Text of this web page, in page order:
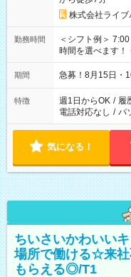
株式会社ライブ
勤務時間
＜シフト例＞ 7:00～23:00
時間を選べます
期間 急募！8月15日・
特徴 週1日からOK / 履
電話対応なし / パ
気になる！
ちいさいかわいい
場所で働ける☆来
もらえる◎/T1